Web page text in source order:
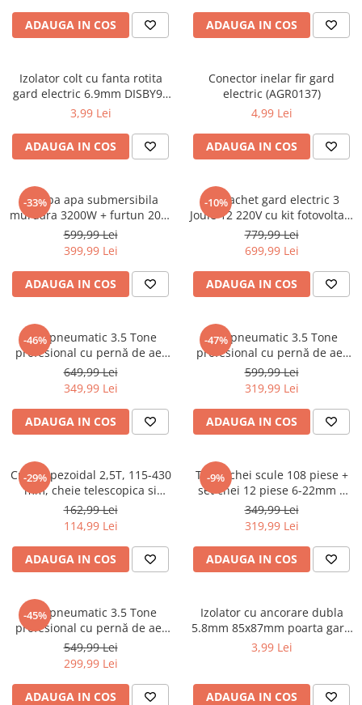
Compresoare
Fierastraie
Invertor / convertor curent
Macara electrica
Motoare electrice
Nivela Laser
Pistoale termice
Polizoare
Polizor mini
Unghiulare/drepte
Pompe
PPR lipire taiere
Prelungitoare curent
Redresoare/robot pornire/starter
Stabilizatoare curent AVR
Sudura / taiere
Accesorii / consumabile sudura
Aparat taiat cu plasma
Aparate sudura
Masca de sudura
Sursa lumina
UPS Sursa curent
Vibrator beton
Scule Atelier Auto
Accesorii / consumabile atelier
auto
ADAUGA IN COS ADAUGA IN COS
Izolator colt cu fanta rotita
gard electric 6.9mm DISBY90
(BK87644)
3,99 Lei
ADAUGA IN COS
Conector inelar fir gard
electric (AGR0137)
4,99 Lei
ADAUGA IN COS
-33%
Pompa apa submersibila
murdara 3200W + furtun 20m
pompieri (CP-5501+20M)
599,99 Lei
399,99 Lei
ADAUGA IN COS
-10%
Kit pachet gard electric 3
Joule 12 220V cu kit fotovoltaic
panou solar baterie 7ah
1000m (BK87634-1000-03-7ah)
779,99 Lei
699,99 Lei
ADAUGA IN COS
-46%
Cric pneumatic 3.5 Tone
profesional cu pernă de aer
pentru vulcanizare 15-40cm
(RK-01-200)
649,99 Lei
349,99 Lei
ADAUGA IN COS
-47%
Cric pneumatic 3.5 Tone
profesional cu pernă de aer
pentru vulcanizare 13.5-40cm
(TA256)
599,99 Lei
319,99 Lei
ADAUGA IN COS
-29%
Cric trapezoidal 2,5T, 115-430
mm, cheie telescopica si
accesorii incluse (KD3525)
162,99 Lei
114,99 Lei
ADAUGA IN COS
-9%
Trusa chei scule 108 piese +
set chei 12 piese 6-22mm +
set biti 41 piese (B109 + 16009
+ KD10219)
349,99 Lei
319,99 Lei
ADAUGA IN COS
-45%
Cric pneumatic 3.5 Tone
profesional cu pernă de aer
pentru vulcanizare (KD470)
549,99 Lei
299,99 Lei
ADAUGA IN COS
Izolator cu ancorare dubla
5.8mm 85x87mm poarta gard
electric M87Z673 DISBY77
3,99 Lei
ADAUGA IN COS